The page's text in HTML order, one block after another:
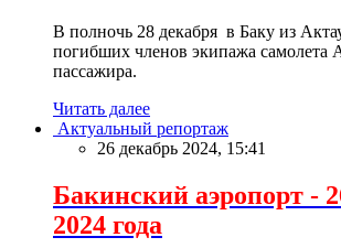
В полночь 28 декабря в Баку из
погибших членов экипажа самолета
пассажира.
Читать далее
Актуальный репортаж
26 декабрь 2024, 15:41
Бакинский аэропорт -
2024 года